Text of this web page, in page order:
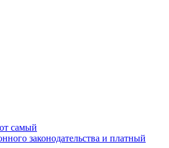
самый
законодательства и платный